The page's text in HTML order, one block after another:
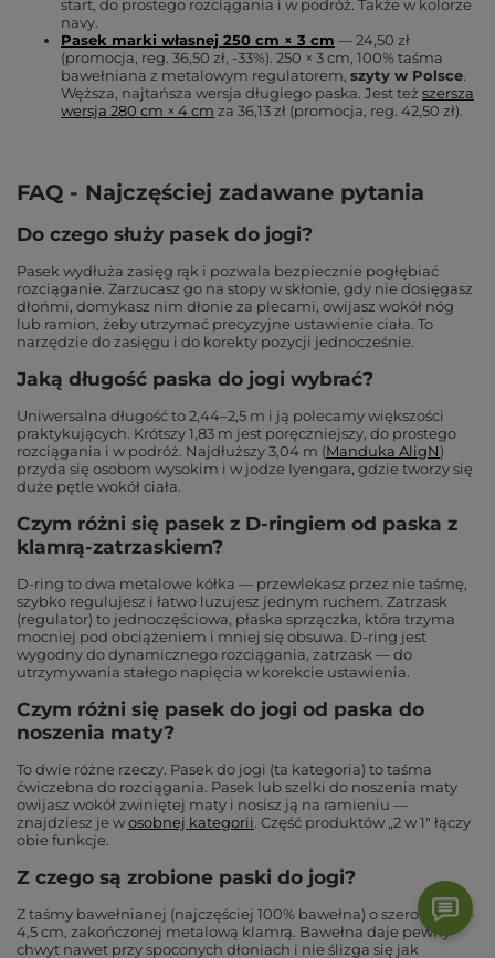
start, do prostego rozciągania i w podróż. Także w kolorze
navy.
Pasek marki własnej 250 cm × 3 cm — 24,50 zł
(promocja, reg. 36,50 zł, -33%). 250 × 3 cm, 100% taśma
bawełniana z metalowym regulatorem, szyty w Polsce.
Węższa, najtańsza wersja długiego paska. Jest też szersza
wersja 280 cm × 4 cm za 36,13 zł (promocja, reg. 42,50 zł).
FAQ - Najczęściej zadawane pytania
Do czego służy pasek do jogi?
Pasek wydłuża zasięg rąk i pozwala bezpiecznie pogłębiać
rozciąganie. Zarzucasz go na stopy w skłonie, gdy nie dosięgasz
dłońmi, domykasz nim dłonie za plecami, owijasz wokół nóg
lub ramion, żeby utrzymać precyzyjne ustawienie ciała. To
narzędzie do zasięgu i do korekty pozycji jednocześnie.
Jaką długość paska do jogi wybrać?
Uniwersalna długość to 2,44–2,5 m i ją polecamy większości
praktykujących. Krótszy 1,83 m jest poręczniejszy, do prostego
rozciągania i w podróż. Najdłuższy 3,04 m (Manduka AligN)
przyda się osobom wysokim i w jodze Iyengara, gdzie tworzy się
duże pętle wokół ciała.
Czym różni się pasek z D-ringiem od paska z
klamrą-zatrzaskiem?
D-ring to dwa metalowe kółka — przewlekasz przez nie taśmę,
szybko regulujesz i łatwo luzujesz jednym ruchem. Zatrzask
(regulator) to jednoczęściowa, płaska sprzączka, która trzyma
mocniej pod obciążeniem i mniej się obsuwa. D-ring jest
wygodny do dynamicznego rozciągania, zatrzask — do
utrzymywania stałego napięcia w korekcie ustawienia.
Czym różni się pasek do jogi od paska do
noszenia maty?
To dwie różne rzeczy. Pasek do jogi (ta kategoria) to taśma
ćwiczebna do rozciągania. Pasek lub szelki do noszenia maty
owijasz wokół zwiniętej maty i nosisz ją na ramieniu —
znajdziesz je wosobnej kategorii. Część produktów „2 w 1" łączy
obie funkcje.
Z czego są zrobione paski do jogi?
Z taśmy bawełnianej (najczęściej 100% bawełna) o szerokości 3–
4,5 cm, zakończonej metalową klamrą. Bawełna daje pewny
chwyt nawet przy spoconych dłoniach i nie ślizga się jak